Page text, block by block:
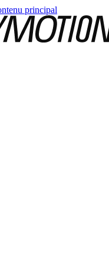
principal